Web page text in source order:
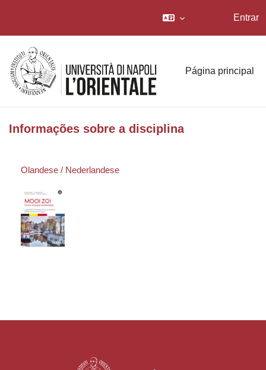
Entrar
Página principal
Informações sobre a disciplina
Olandese / Nederlandese